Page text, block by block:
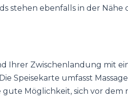
stehen ebenfalls in der
Ihrer Zwischenlandung mit
Speisekarte umfasst
gute Möglichkeit, sich vor